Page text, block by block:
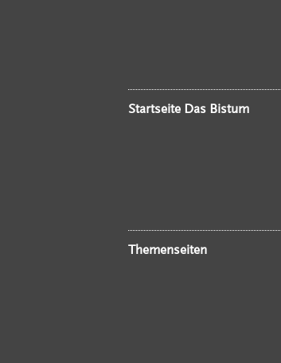
Startseite Das Bistum
Themenseiten